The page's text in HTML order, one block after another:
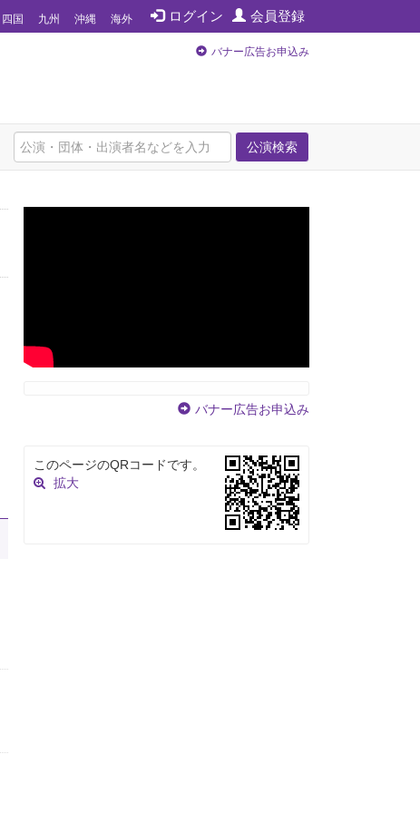
ログイン 会員登録
四国 九州 沖縄 海外
バナー広告お申込み
公演検索
バナー広告お申込み
このページのQRコードです。
拡大